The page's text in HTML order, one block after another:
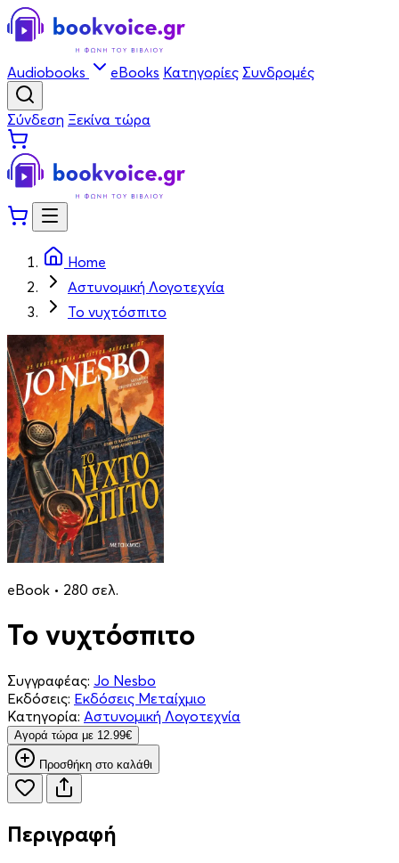
Audiobooks eBooks Κατηγορίες Συνδρομές
Σύνδεση Ξεκίνα τώρα
Home
Αστυνομική Λογοτεχνία
Το νυχτόσπιτο
eBook • 280 σελ.
Το νυχτόσπιτο
Συγγραφέας: Jo Nesbo
Εκδόσεις: Εκδόσεις Μεταίχμιο
Κατηγορία: Αστυνομική Λογοτεχνία
Aγορά τώρα με 12.99€
Προσθήκη στο καλάθι
Περιγραφή